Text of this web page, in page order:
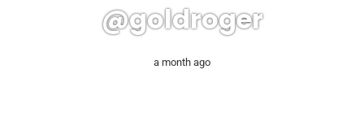
@goldroger
a month ago